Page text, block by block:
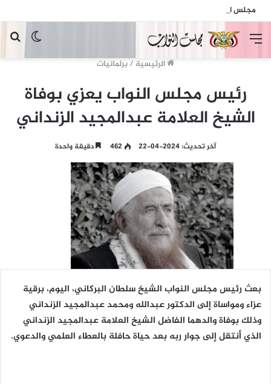
الوضع
المظلم
القائمة
الرئيسية/برلمانيات
رئيس مجلس النواب يعزي بوفاة
الشيخ العلامة عبدالمجيد الزنداني
آخر تحديث: 2024-04-22 462 دقيقة واحدة
بعث رئيس مجلس النواب الشيخ سلطان البركاني، اليوم، برقية
عزاء ومواساة إلى الدكتور عبدالله ومحمد عبدالمجيد الزنداني
وذلك بوفاة والدهما الفاضل الشيخ العلامة عبدالمجيد الزنداني
الذي أنتقل إلى جوار ربه بعد حياة حافلة بالعطاء العلمي والدعوي.